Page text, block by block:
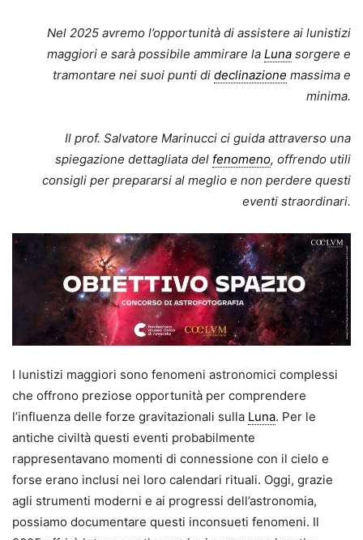
Nel 2025 avremo l’opportunità di assistere ai lunistizi
maggiori e sarà possibile ammirare la Luna sorgere e
tramontare nei suoi punti di declinazione massima e
minima.
Il prof. Salvatore Marinucci ci guida attraverso una
spiegazione dettagliata del fenomeno, offrendo utili
consigli per prepararsi al meglio e non perdere questi
eventi straordinari.
I lunistizi maggiori sono fenomeni astronomici complessi
che offrono preziose opportunità per comprendere
l’influenza delle forze gravitazionali sulla Luna. Per le
antiche civiltà questi eventi probabilmente
rappresentavano momenti di connessione con il cielo e
forse erano inclusi nei loro calendari rituali. Oggi, grazie
agli strumenti moderni e ai progressi dell’astronomia,
possiamo documentare questi inconsueti fenomeni. Il